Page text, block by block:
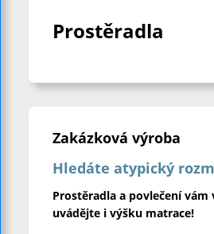
Prostěradla
Zakázková výroba
Hledáte atypický
Prostěradla a povlečení
uvádějte i výšku matrace!